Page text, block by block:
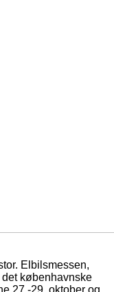
Elbilsmessen,
københavnske